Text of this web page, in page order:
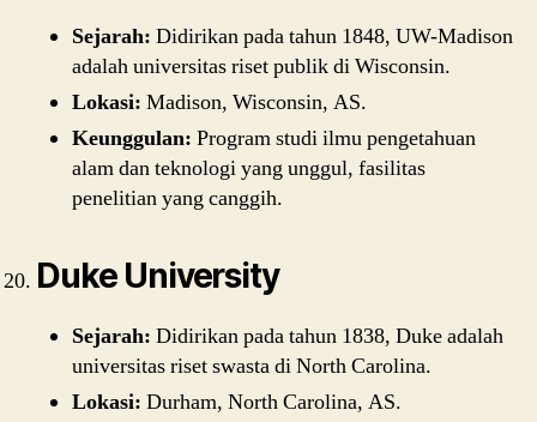
Sejarah: Didirikan pada tahun 1848, UW-Madison
adalah universitas riset publik di Wisconsin.
Lokasi: Madison, Wisconsin, AS.
Keunggulan: Program studi ilmu pengetahuan
alam dan teknologi yang unggul, fasilitas
penelitian yang canggih.
Duke University
Sejarah: Didirikan pada tahun 1838, Duke adalah
universitas riset swasta di North Carolina.
Lokasi: Durham, North Carolina, AS.